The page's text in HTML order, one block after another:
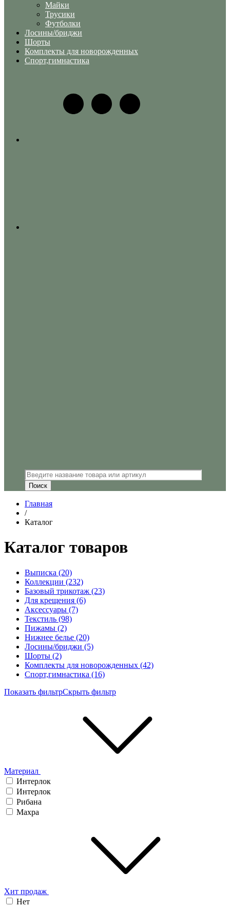
Майки
Трусики
Футболки
Лосины/бриджи
Шорты
Комплекты для новорожденных
Спорт,гимнастика
Главная
/
Каталог
Каталог товаров
Выписка (20)
Коллекции (232)
Базовый трикотаж (23)
Для крещения (6)
Аксессуары (7)
Текстиль (98)
Пижамы (2)
Нижнее белье (20)
Лосины/бриджи (5)
Шорты (2)
Комплекты для новорожденных (42)
Спорт,гимнастика (16)
Показать фильтрСкрыть фильтр
Материал
Интерлок
Интерлок
Рибана
Махра
Хит продаж
Нет